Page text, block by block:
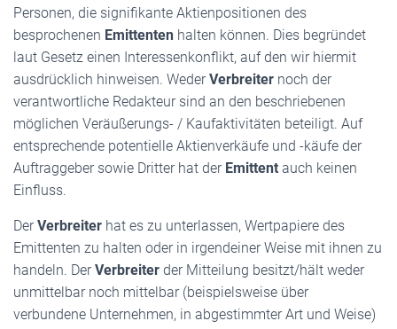
Personen, die signifikante Aktienpositionen des
besprochenen Emittenten halten können. Dies begründet
laut Gesetz einen Interessenkonflikt, auf den wir hiermit
ausdrücklich hinweisen. WederVerbreiter noch der
verantwortliche Redakteur sind an den beschriebenen
möglichen Veräußerungs- / Kaufaktivitäten beteiligt. Auf
entsprechende potentielle Aktienverkäufe und -käufe der
Auftraggeber sowie Dritter hat der Emittent auch keinen
Einfluss.
DerVerbreiter hat es zu unterlassen, Wertpapiere des
Emittenten zu halten oder in irgendeiner Weise mit ihnen zu
handeln. DerVerbreiter der Mitteilung besitzt/hält weder
unmittelbar noch mittelbar (beispielsweise über
verbundene Unternehmen, in abgestimmter Art und Weise)